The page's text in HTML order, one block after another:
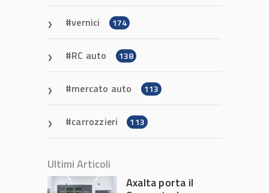
vernici 174
RC auto 138
mercato auto 113
carrozzieri 113
Ultimi Articoli
Axalta porta il